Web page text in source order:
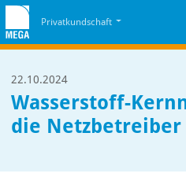
Privatkundschaft
22.10.2024
Wasserstoff-
die Netzbetreiber